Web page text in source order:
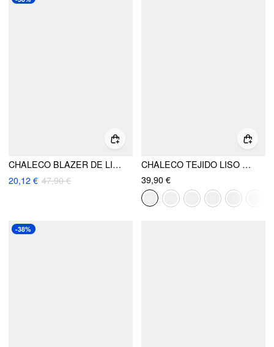
CHALECO BLAZER DE LINO CON ESCOTE CUADRADO EN COLOR LISO
20,12 € 47,90 €
CHALECO TEJIDO LISO DE CUELLO BARCO CON BOTONES
39,90 €
-38%